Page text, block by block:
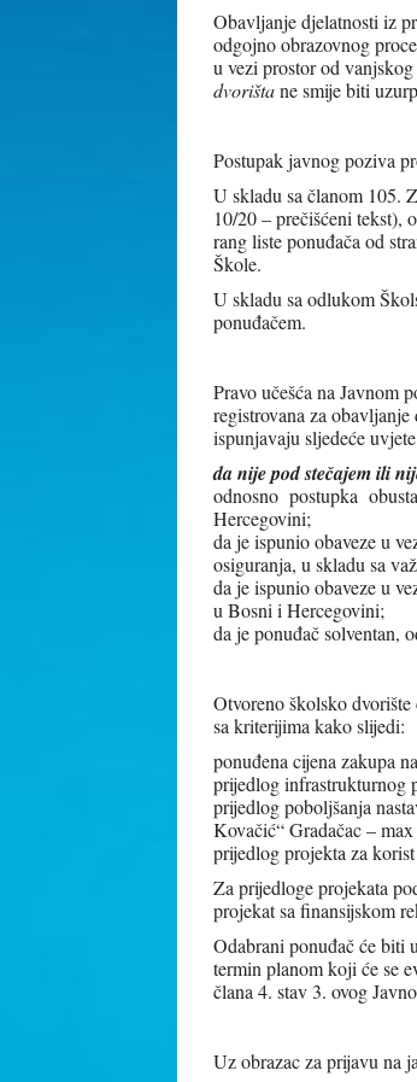
Obavljanje djelatnosti iz
odgojno obrazovnog
u vezi prostor od
dvorištane smije biti
Postupak javnog poziva
U skladu sa članom 105.
10/20 – prečišćeni tekst),
rang liste ponuđača od
Škole.
U skladu sa odlukom
ponuđačem.
Pravo učešća na Javnom
registrovana za
ispunjavaju sljedeće
da nije pod stečajem ili
odnosno postupka
Hercegovini;
da je ispunio obaveze u
osiguranja, u skladu sa
da je ispunio obaveze u
u Bosni i Hercegovini;
da je ponuđač solventan,
Otvoreno školsko
sa kriterijima kako slijedi:
ponuđena cijena zakupa
prijedlog infrastrukturnog
prijedlog poboljšanja
Kovačić“ Gradačac –
prijedlog projekta za
Za prijedloge projekata
projekat sa finansijskom
Odabrani ponuđač će biti
termin planom koji će se
člana 4. stav 3. ovog
Uz obrazac za prijavu na